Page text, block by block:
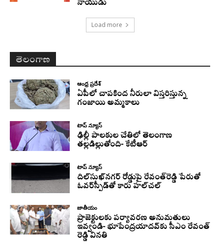
నాయుడు
Load more
తెలంగాణ
ఆంధ్ర ప్రదేశ్
ఏపీలో చాపకింద నీరులా విస్తరిస్తున్న
గంజాయి అమ్మకాలు
టాప్ న్యూస్
ఢిల్లీ పాలకుల చేతిలో తెలంగాణ
తల్లడిల్లుతోంది- కేటీఆర్
టాప్ న్యూస్
దిల్‌సుఖ్‌నగర్‌ రోడ్డుపై రేవంత్‌రెడ్డి పేరుతో
ఓవర్‌స్పీడ్‌తో కారు హల్‌చల్‌
జాతీయం
ప్రాజెక్టులకు పర్యావరణ అనుమతులు
ఇవ్వండి- భూపేంద్రయాదవ్‌కు సీఎం రేవంత్‌
రెడ్డి వినతి